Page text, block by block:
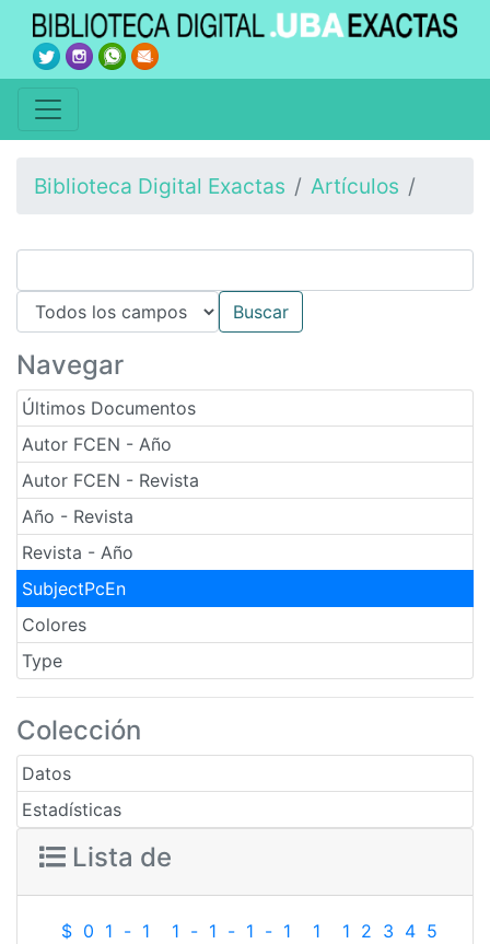
Biblioteca Digital Exactas Artículos
Navegar
Últimos Documentos
Autor FCEN - Año
Autor FCEN - Revista
Año - Revista
Revista - Año
SubjectPcEn
Colores
Type
Colección
Datos
Estadísticas
Lista de
$ 0 1 - 1 1 - 1 - 1 - 1 1 1 2 3 4 5